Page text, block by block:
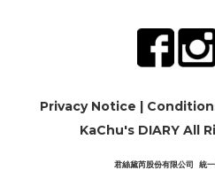
Privacy Notice |
KaChu's DIARY All
君絲黛芮股份有限公司 統